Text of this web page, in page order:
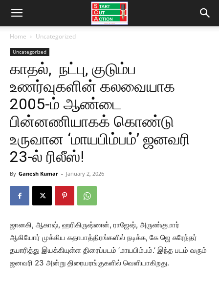
Home Uncategorized
Uncategorized
காதல், நட்பு, குடும்ப
உணர்வுகளின் கலவையாக
2005-ம் ஆண்டை
பின்னணியாகக் கொண்டு
உருவான ‘மாயபிம்பம்’ ஜனவரி
23-ல் ரிலீஸ்!
By Ganesh Kumar - January 2, 2026
ஜானகி, ஆகாஷ், ஹரிகிருஷ்ணன், ராஜேஷ், அருண்குமார்
ஆகியோர் முக்கிய கதாபாத்திரங்களில் நடிக்க, கே ஜெ சுரேந்தர்
தயாரித்து இயக்கியுள்ள திரைப்படம் ‘மாயபிம்பம்.’ இந்த படம் வரும்
ஜனவரி 23 அன்று திரையரங்குகளில் வெளியாகிறது.